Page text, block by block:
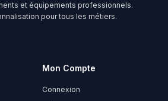
et équipements professionnels.
pour tous les métiers.
Mon Compte
Connexion